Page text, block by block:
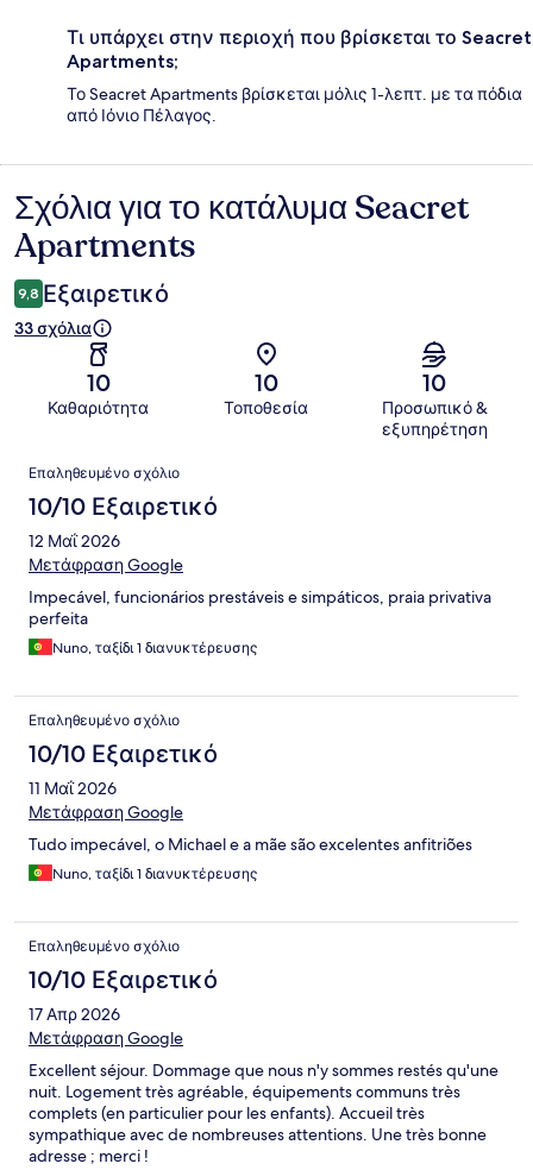
Τι υπάρχει στην περιοχή που βρίσκεται το Seacret
Apartments;
Το Seacret Apartments βρίσκεται μόλις 1-λεπτ. με τα πόδια
από Ιόνιο Πέλαγος.
Σχόλια
Σχόλια για το κατάλυμα Seacret
Apartments
9,8 Εξαιρετικό
33 σχόλια
10
Καθαριότητα
10
Τοποθεσία
10
Προσωπικό &
εξυπηρέτηση
Σχόλια
Επαληθευμένο σχόλιο
10/10 Εξαιρετικό
12 Μαΐ 2026
Μετάφραση Google
Impecável, funcionários prestáveis e simpáticos, praia privativa
perfeita
Nuno, ταξίδι 1 διανυκτέρευσης
Επαληθευμένο σχόλιο
10/10 Εξαιρετικό
11 Μαΐ 2026
Μετάφραση Google
Tudo impecável, o Michael e a mãe são excelentes anfitriões
Nuno, ταξίδι 1 διανυκτέρευσης
Επαληθευμένο σχόλιο
10/10 Εξαιρετικό
17 Απρ 2026
Μετάφραση Google
Excellent séjour. Dommage que nous n'y sommes restés qu'une
nuit. Logement très agréable, équipements communs très
complets (en particulier pour les enfants). Accueil très
sympathique avec de nombreuses attentions. Une très bonne
adresse ; merci !